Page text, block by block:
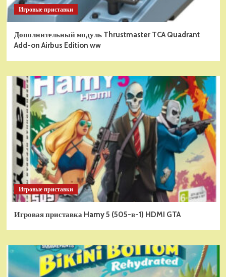
Игровые приставки
Дополнительный модуль Thrustmaster TCA Quadrant
Add-on Airbus Edition ww
Игровые приставки
Игровая приставка Hamy 5 (505-в-1) HDMI GTA